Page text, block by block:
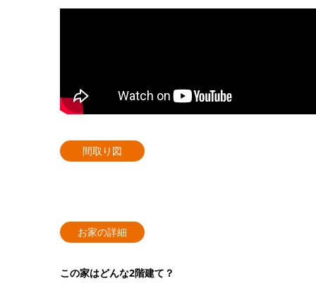
間取り図
お家の詳細
この家はどんな2階建て？